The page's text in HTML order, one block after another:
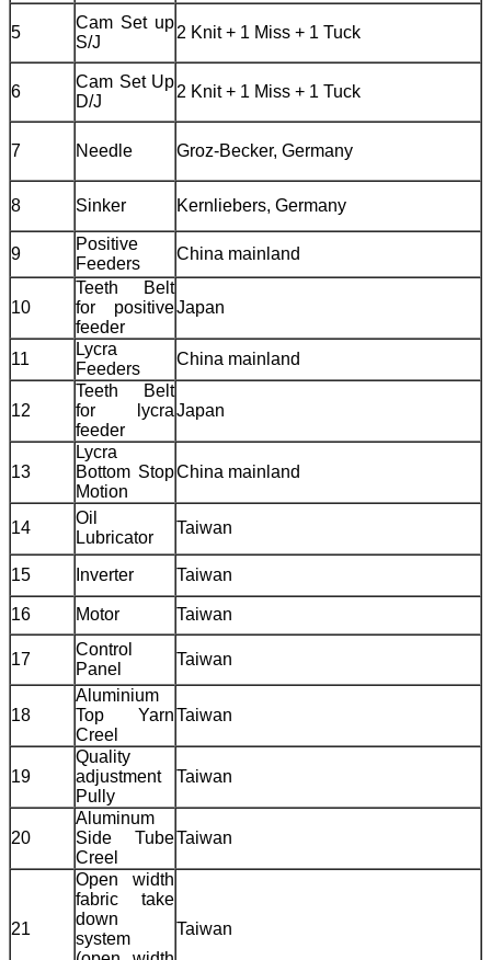
5
Cam Set up
S/J
2 Knit + 1 Miss + 1 Tuck
6
Cam Set Up
D/J
2 Knit + 1 Miss + 1 Tuck
7 Needle Groz-Becker, Germany
8 Sinker Kernliebers, Germany
9
Positive
Feeders
China mainland
10
Teeth Belt
for positive
feeder
Japan
11
Lycra
Feeders
China mainland
12
Teeth Belt
for lycra
feeder
Japan
13
Lycra
Bottom Stop
Motion
China mainland
14
Oil
Lubricator
Taiwan
15 Inverter Taiwan
16 Motor Taiwan
17
Control
Panel
Taiwan
18
Aluminium
Top Yarn
Creel
Taiwan
19
Quality
adjustment
Pully
Taiwan
20
Aluminum
Side Tube
Creel
Taiwan
21
Open width
fabric take
down
system
Taiwan